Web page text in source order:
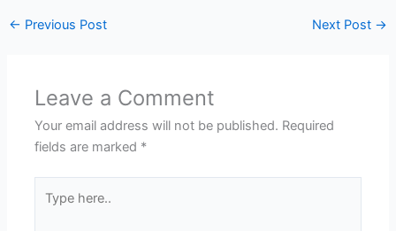
← Previous Post Next Post →
Leave a Comment
Your email address will not be published. Required
fields are marked *
here..